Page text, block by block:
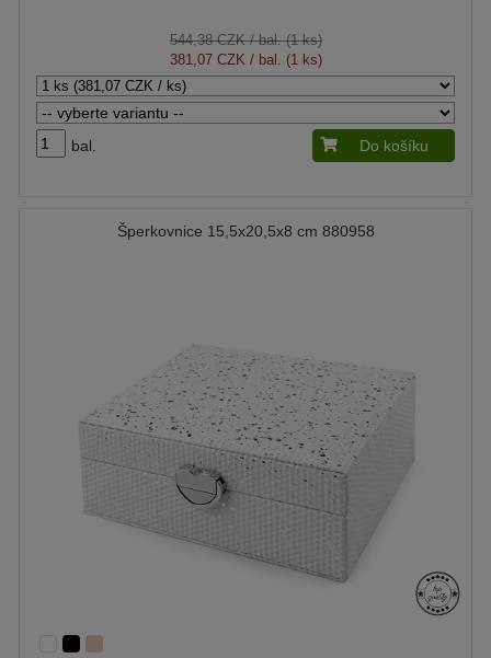
544,38 CZK/ bal. (1 ks)
381,07 CZK / bal. (1 ks)
bal. Do košíku
Šperkovnice 15,5x20,5x8 cm 880958